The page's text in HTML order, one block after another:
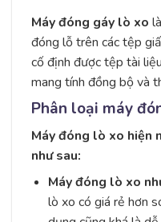
Máy đóng gáy lò xo
đóng lỗ trên các tệp
cố định được tệp tài
mang tính đồng bộ và
Phân loại máy
Máy đóng lò xo hiện
như sau:
Máy đóng lò xo
lò xo có giá rẻ hơn